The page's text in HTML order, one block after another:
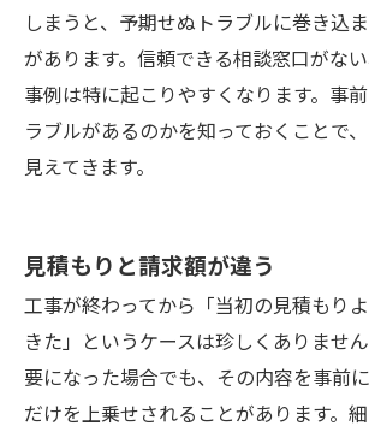
しまうと、予期せぬトラブルに巻き込
があります。信頼できる相談窓口がな
事例は特に起こりやすくなります。事
ラブルがあるのかを知っておくことで
見えてきます。
見積もりと請求額が違う
工事が終わってから「当初の見積もり
きた」というケースは珍しくありませ
要になった場合でも、その内容を事前
だけを上乗せされることがあります。